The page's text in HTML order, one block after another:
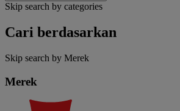
Skip search by categories
Cari berdasarkan
Skip search by Merek
Merek